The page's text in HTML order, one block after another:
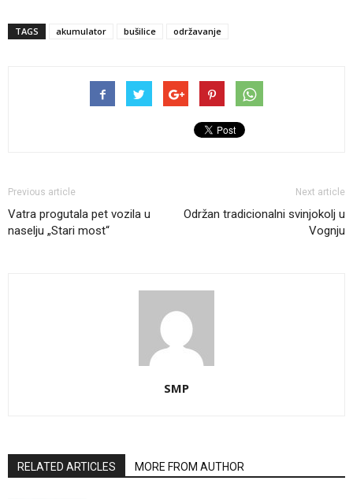
TAGS akumulator bušilice održavanje
Previous article
Vatra progutala pet vozila u
naselju „Stari most“
Next article
Održan tradicionalni svinjokolj u
Vognju
SMP
RELATED ARTICLES MORE FROM AUTHOR